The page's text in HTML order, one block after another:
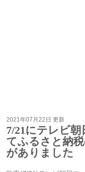
2021年07月22日 更新
7/21にテレビ
てふるさと納
がありました